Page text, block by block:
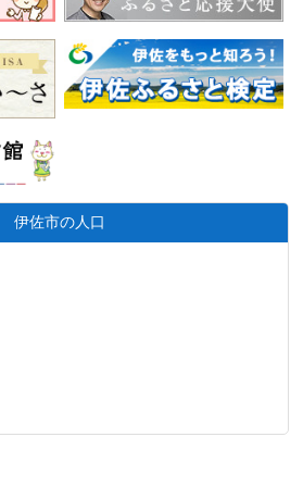
伊佐市の人口